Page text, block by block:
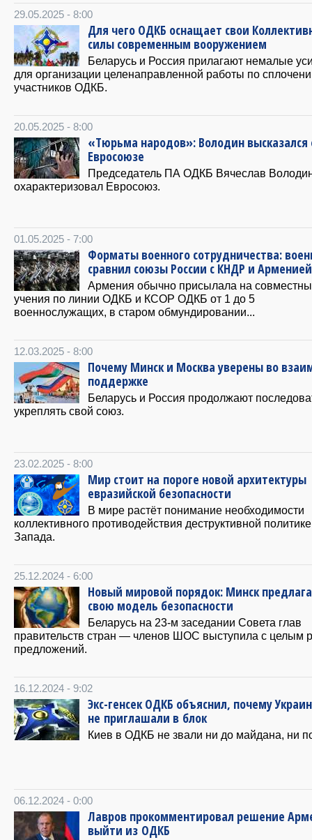
29.05.2025 - 8:00
Для чего ОДКБ оснащает свои
силы современным вооружением
Беларусь и Россия прилагают немалые
для организации целенаправленной работы по
участников ОДКБ.
20.05.2025 - 8:00
«Тюрьма народов»: Володин высказался
Евросоюзе
Председатель ПА ОДКБ Вячеслав
охарактеризовал Евросоюз.
01.05.2025 - 7:00
Форматы военного сотрудничества:
сравнил союзы России с КНДР и Арменией
Армения обычно присылала на
учения по линии ОДКБ и КСОР ОДКБ от 1 до 5
военнослужащих, в старом обмундировании...
12.03.2025 - 8:00
Почему Минск и Москва уверены во
поддержке
Беларусь и Россия продолжают
укреплять свой союз.
23.02.2025 - 8:00
Мир стоит на пороге новой архитектуры
евразийской безопасности
В мире растёт понимание необходимости
коллективного противодействия деструктивной политике
Запада.
25.12.2024 - 6:00
Новый мировой порядок: Минск
свою модель безопасности
Беларусь на 23-м заседании Совета глав
правительств стран — членов ШОС выступила с целым
предложений.
16.12.2024 - 9:02
Экс-генсек ОДКБ объяснил, почему
не приглашали в блок
Киев в ОДКБ не звали ни до майдана, ни
06.12.2024 - 0:00
Лавров прокомментировал решение
выйти из ОДКБ